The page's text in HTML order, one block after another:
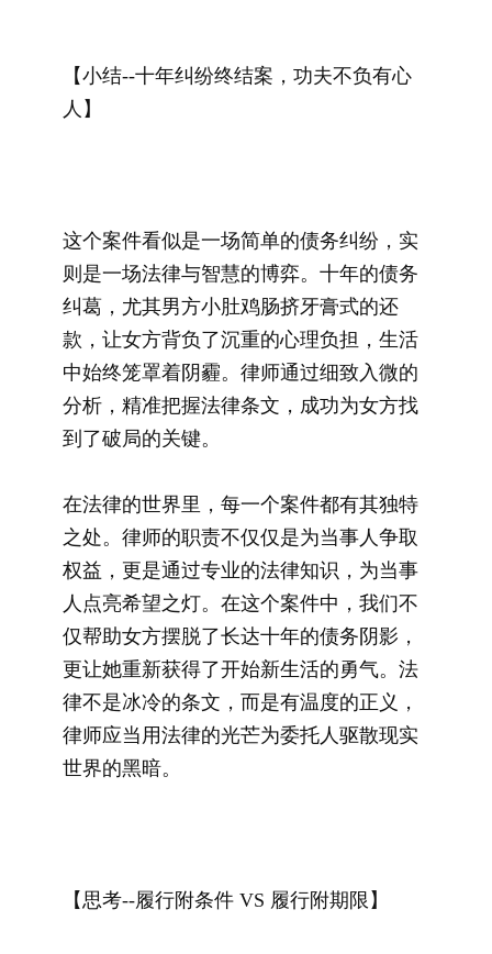
【小结--十年纠纷终结案，功夫不负有心
人】
这个案件看似是一场简单的债务纠纷，实
则是一场法律与智慧的博弈。十年的债务
纠葛，尤其男方小肚鸡肠挤牙膏式的还
款，让女方背负了沉重的心理负担，生活
中始终笼罩着阴霾。律师通过细致入微的
分析，精准把握法律条文，成功为女方找
到了破局的关键。
在法律的世界里，每一个案件都有其独特
之处。律师的职责不仅仅是为当事人争取
权益，更是通过专业的法律知识，为当事
人点亮希望之灯。在这个案件中，我们不
仅帮助女方摆脱了长达十年的债务阴影，
更让她重新获得了开始新生活的勇气。法
律不是冰冷的条文，而是有温度的正义，
律师应当用法律的光芒为委托人驱散现实
世界的黑暗。
【 思考--履行附条件 VS 履行附期限】